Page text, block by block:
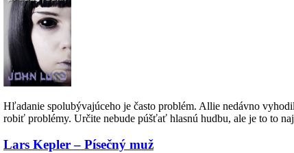
Hľadanie spolubývajúceho je často problém. Allie nedávno
robiť problémy. Určite nebude púšťať hlasnú hudbu, ale je to to
Lars Kepler – Písečný muž